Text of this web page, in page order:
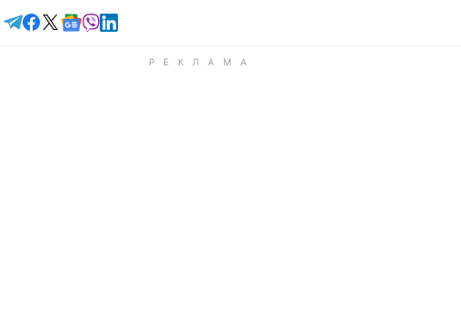
Читайте в Telegram
Читайте в Facebook
Читайте в X
Читайте в Google news
Читайте в Viber
Читайте в LinkedIn